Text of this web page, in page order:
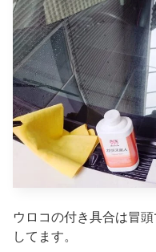
ウロコの付き具合は冒
してます。